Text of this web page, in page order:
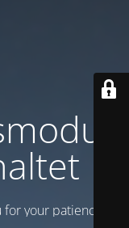
your patience!